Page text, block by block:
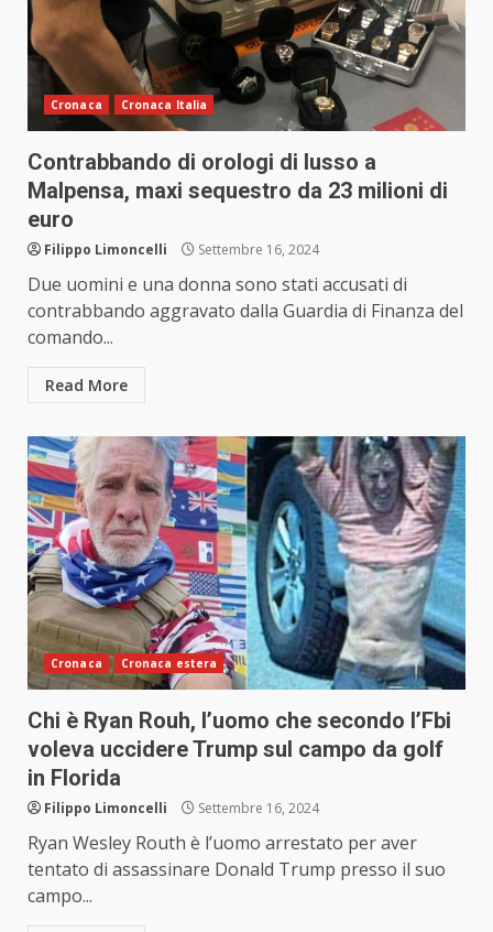
Cronaca Cronaca Italia
Contrabbando di orologi di lusso a
Malpensa, maxi sequestro da 23 milioni di
euro
Filippo Limoncelli Settembre 16, 2024
Due uomini e una donna sono stati accusati di
contrabbando aggravato dalla Guardia di Finanza del
comando...
Read More
Cronaca Cronaca estera
Chi è Ryan Rouh, l’uomo che secondo l’Fbi
voleva uccidere Trump sul campo da golf
in Florida
Filippo Limoncelli Settembre 16, 2024
Ryan Wesley Routh è l’uomo arrestato per aver
tentato di assassinare Donald Trump presso il suo
campo...